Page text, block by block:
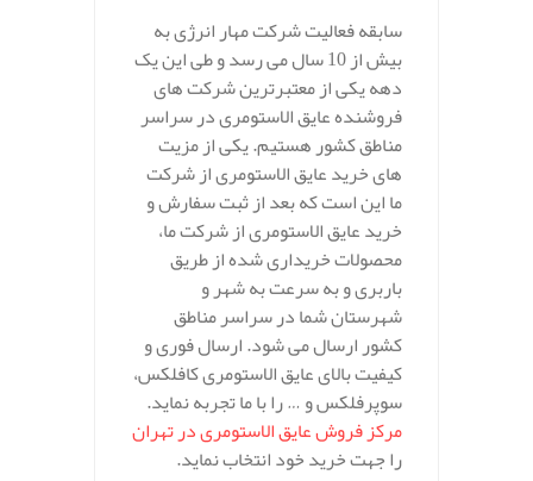
سابقه فعالیت شرکت مهار انرژی به
بیش از 10 سال می رسد و طی این یک
دهه یکی از معتبرترین شرکت های
فروشنده عایق الاستومری در سراسر
مناطق کشور هستیم. یکی از مزیت
های خرید عایق الاستومری از شرکت
ما این است که بعد از ثبت سفارش و
خرید عایق الاستومری از شرکت ما،
محصولات خریداری شده از طریق
باربری و به سرعت به شهر و
شهرستان شما در سراسر مناطق
کشور ارسال می شود. ارسال فوری و
کیفیت بالای عایق الاستومری کافلکس،
سوپرفلکس و … را با ما تجربه نماید.
مرکز فروش عایق الاستومری در تهران
را جهت خرید خود انتخاب نماید.